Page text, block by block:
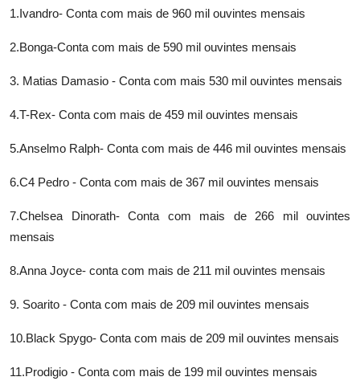
1.Ivandro- Conta com mais de 960 mil ouvintes mensais
2.Bonga-Conta com mais de 590 mil ouvintes mensais
3. Matias Damasio - Conta com mais 530 mil ouvintes mensais
4.T-Rex- Conta com mais de 459 mil ouvintes mensais
5.Anselmo Ralph- Conta com mais de 446 mil ouvintes mensais
6.C4 Pedro - Conta com mais de 367 mil ouvintes mensais
7.Chelsea Dinorath- Conta com mais de 266 mil ouvintes
mensais
8.Anna Joyce- conta com mais de 211 mil ouvintes mensais
9. Soarito - Conta com mais de 209 mil ouvintes mensais
10.Black Spygo- Conta com mais de 209 mil ouvintes mensais
11.Prodigio - Conta com mais de 199 mil ouvintes mensais